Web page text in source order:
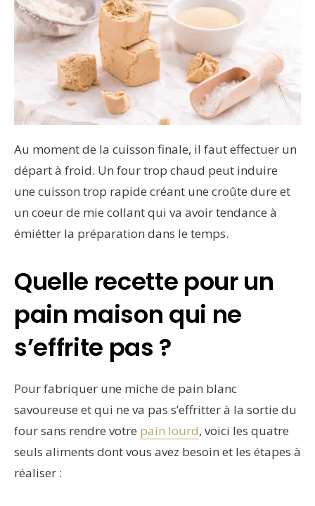
Au moment de la cuisson finale, il faut effectuer un
départ à froid. Un four trop chaud peut induire
une cuisson trop rapide créant une croûte dure et
un coeur de mie collant qui va avoir tendance à
émiétter la préparation dans le temps.
Quelle recette pour un
pain maison qui ne
s’effrite pas ?
Pour fabriquer une miche de pain blanc
savoureuse et qui ne va pas s’effritter à la sortie du
four sans rendre votre pain lourd, voici les quatre
seuls aliments dont vous avez besoin et les étapes à
réaliser :